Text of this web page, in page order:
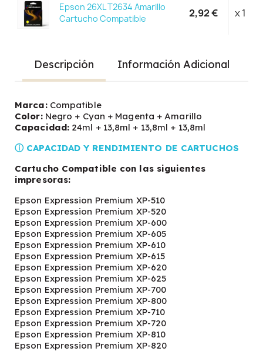
Epson 26XL T2634 Amarillo
Cartucho Compatible
2,92 € x 1
Descripción Información Adicional
Marca:Compatible
Color:Negro + Cyan + Magenta + Amarillo
Capacidad: 24ml + 13,8ml + 13,8ml + 13,8ml
ⓘ CAPACIDAD Y RENDIMIENTO DE CARTUCHOS
Cartucho Compatible con las siguientes
impresoras:
Epson Expression Premium XP-510
Epson Expression Premium XP-520
Epson Expression Premium XP-600
Epson Expression Premium XP-605
Epson Expression Premium XP-610
Epson Expression Premium XP-615
Epson Expression Premium XP-620
Epson Expression Premium XP-625
Epson Expression Premium XP-700
Epson Expression Premium XP-800
Epson Expression Premium XP-710
Epson Expression Premium XP-720
Epson Expression Premium XP-810
Epson Expression Premium XP-820